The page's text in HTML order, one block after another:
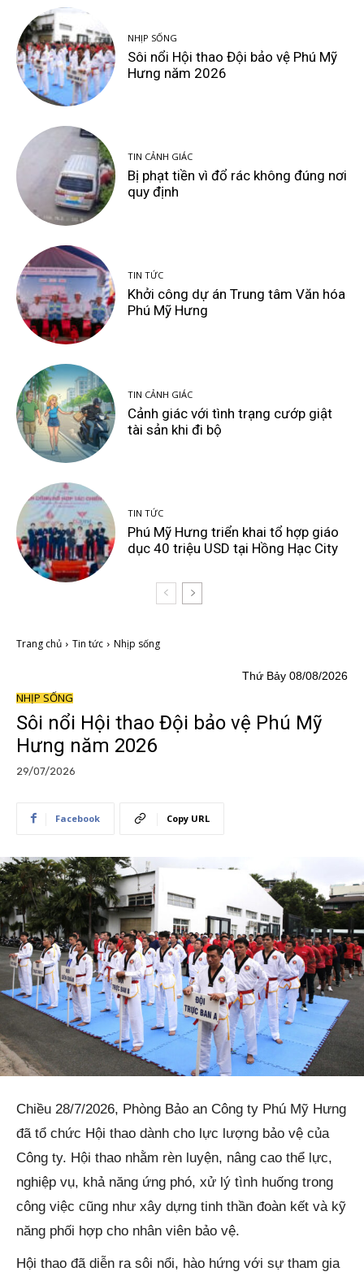
NHỊP SỐNG
Sôi nổi Hội thao Đội bảo vệ Phú Mỹ
Hưng năm 2026
TIN CẢNH GIÁC
Bị phạt tiền vì đổ rác không đúng nơi
quy định
TIN TỨC
Khởi công dự án Trung tâm Văn hóa
Phú Mỹ Hưng
TIN CẢNH GIÁC
Cảnh giác với tình trạng cướp giật
tài sản khi đi bộ
TIN TỨC
Phú Mỹ Hưng triển khai tổ hợp giáo
dục 40 triệu USD tại Hồng Hạc City